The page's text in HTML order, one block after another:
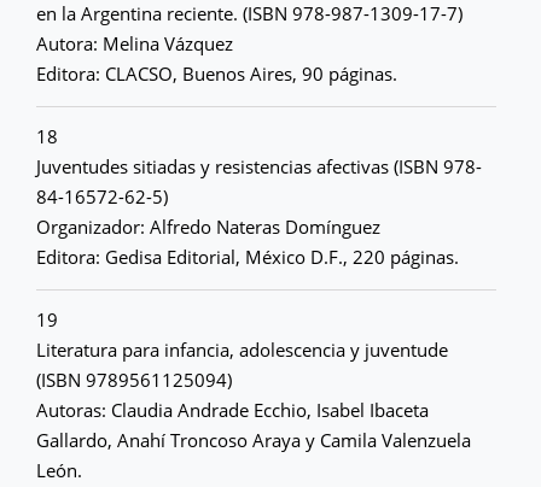
en la Argentina reciente. (ISBN 978-987-1309-17-7)
Autora: Melina Vázquez
Editora: CLACSO, Buenos Aires, 90 páginas.
18
Juventudes sitiadas y resistencias afectivas (ISBN 978-
84-16572-62-5)
Organizador: Alfredo Nateras Domínguez
Editora: Gedisa Editorial, México D.F., 220 páginas.
19
Literatura para infancia, adolescencia y juventude
(ISBN 9789561125094)
Autoras: Claudia Andrade Ecchio, Isabel Ibaceta
Gallardo, Anahí Troncoso Araya y Camila Valenzuela
León.